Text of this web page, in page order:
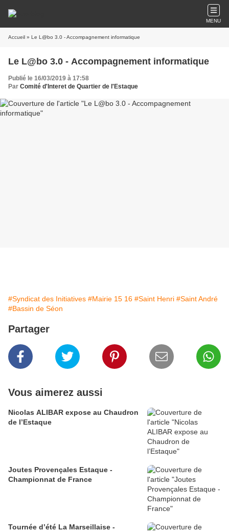
MENU
Accueil » Le L@bo 3.0 - Accompagnement informatique
Le L@bo 3.0 - Accompagnement informatique
Publié le 16/03/2019 à 17:58
Par Comité d'Interet de Quartier de l'Estaque
#Syndicat des Initiatives #Mairie 15 16 #Saint Henri #Saint André
#Bassin de Séon
Partager
Vous aimerez aussi
Nicolas ALIBAR expose au Chaudron
de l’Estaque
Joutes Provençales Estaque -
Championnat de France
Tournée d’été La Marseillaise -